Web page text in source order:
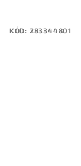
KÓD: 283344801